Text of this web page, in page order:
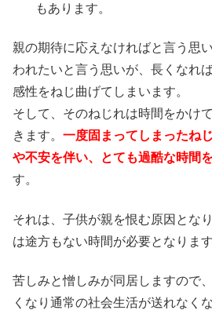
もあります。
親の期待に応えなければと言う思
われたいと言う思いが、長くなれ
感性をねじ曲げてしまいます。
そして、そのねじれは時間をかけ
きます。 一度固まってしまったね
や不安を伴い、とても過酷な時間
す。
それは、子供が親を恨む原因とな
は途方もない時間が必要となります
苦しみと憎しみが同居しますので
くなり通常の社会生活が送れなく